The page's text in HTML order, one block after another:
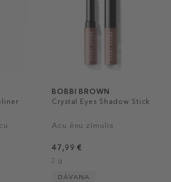
BOBBI BROWN
Crystal Eyes Shadow Stick
Acu ēnu zīmulis
47,99 €
2 g
DĀVANA